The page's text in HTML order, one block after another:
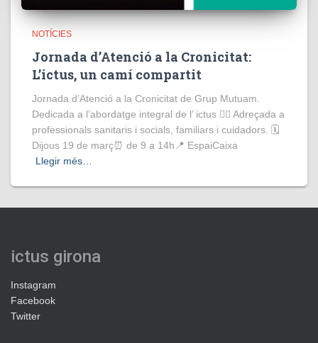
NOTÍCIES
Jornada d’Atenció a la Cronicitat:
L’ictus, un camí compartit
Jornada d’Atenció a la Cronicitat de Grup Mutuam.
Dedicada a l’abordatge integral de l’ ictus 👩‍⚕️ Adreçada a
professionals sanitaris i socials, familiars i cuidadors. 🗓️
Dijous 19 de març⏰ de 9 a 14h📍 EspaiCaixa
Llegir més…
ictus girona
Instagram
Facebook
Twitter